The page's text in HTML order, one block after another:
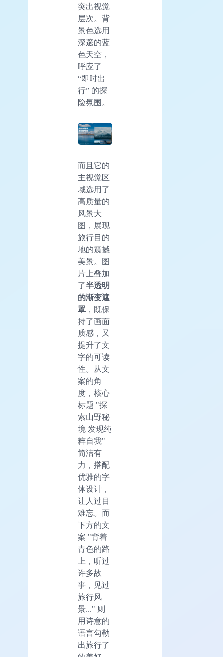
突出视觉
层次。背
景色选用
深邃的蓝
色天空，
呼应了
“即时出
行” 的探
险氛围。
而且它的
主视觉区
域选用了
高质量的
风景大
图，展现
旅行目的
地的震撼
美景。图
片上叠加
了半透明
的渐变遮
罩 ，既保
持了画面
质感，又
提升了文
字的可读
性。从文
案的角
度，核心
标题 "探
索山野秘
境 发现纯
粹自我"
简洁有
力，搭配
优雅的字
体设计，
让人过目
难忘。而
下方的文
案 "背着
青色的路
上，听过
许多故
事，见过
旅行风
景..." 则
用诗意的
语言勾勒
出旅行了